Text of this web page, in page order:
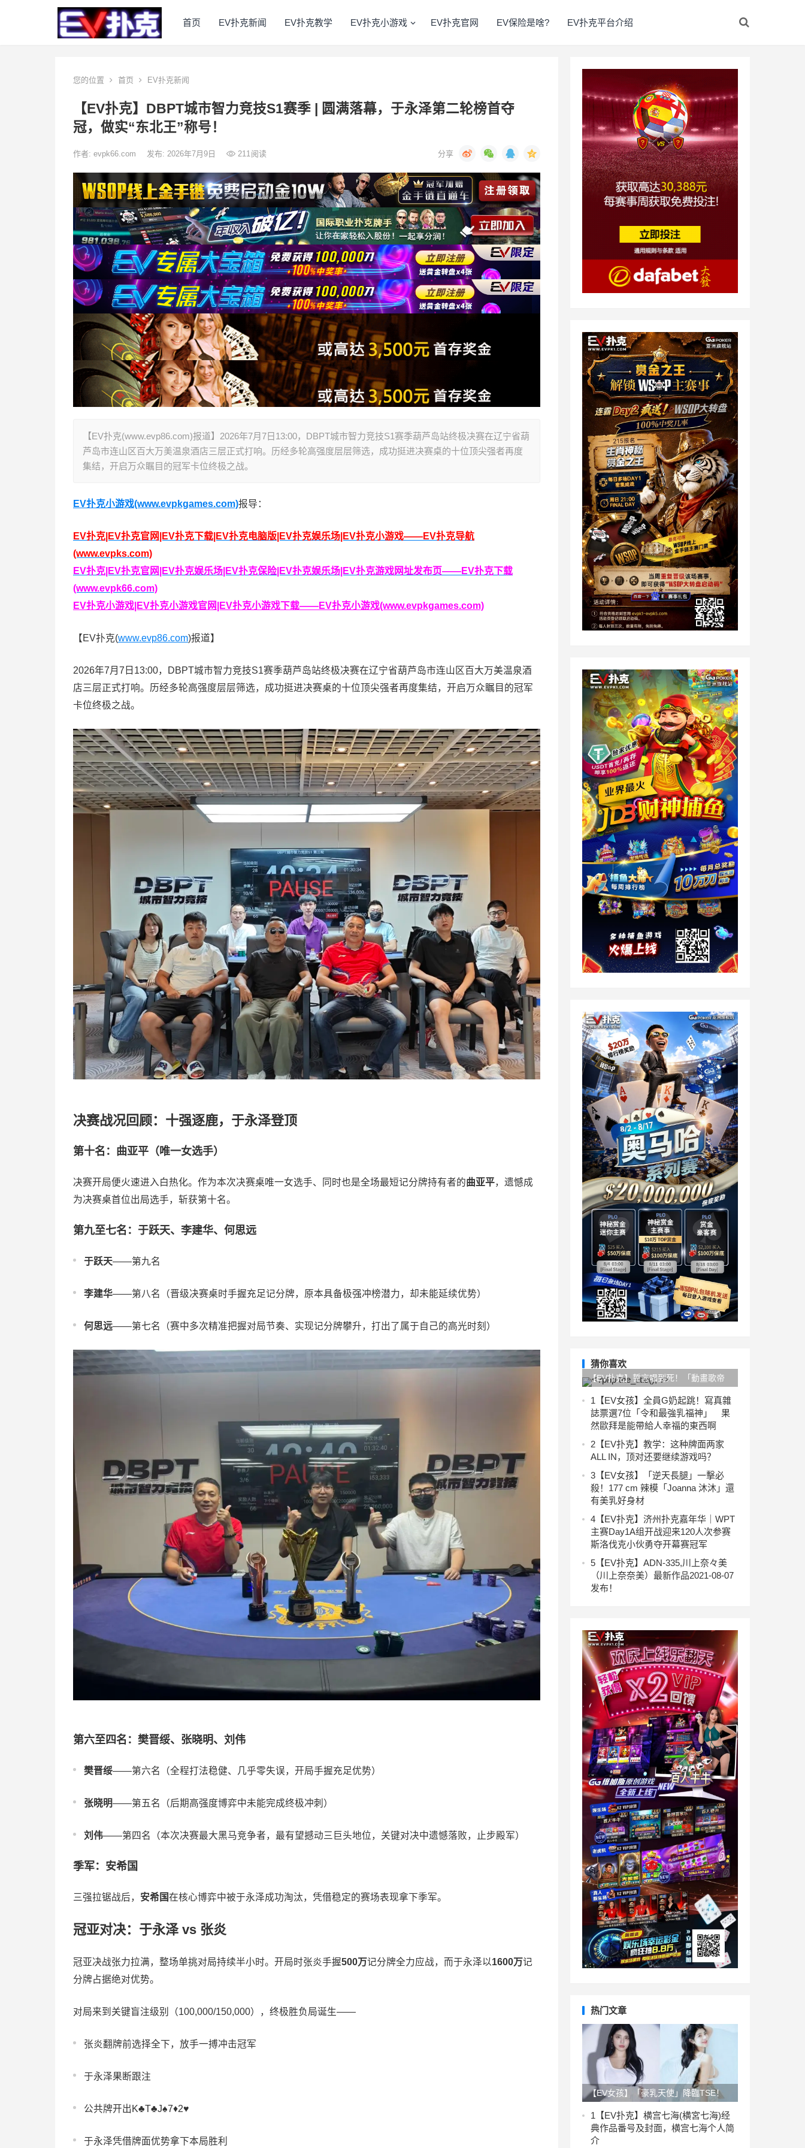
首页 EV扑克新闻 EV扑克教学 EV扑克小游戏 EV扑克官网 EV保险是啥? EV扑克平台介绍
您的位置 首页 EV扑克新闻
【EV扑克】DBPT城市智力竞技S1赛季 | 圆满落幕，于永泽第二轮榜首夺
冠，做实“东北王”称号！
作者: evpk66.com 发布: 2026年7月9日 211阅读
【EV扑克(www.evp86.com)报道】2026年7月7日13:00，DBPT城市智力竞技S1赛季葫芦岛站终极决赛在辽宁省葫
芦岛市连山区百大万美温泉酒店三层正式打响。历经多轮高强度层层筛选，成功挺进决赛桌的十位顶尖强者再度
集结，开启万众瞩目的冠军卡位终极之战。
EV扑克小游戏(www.evpkgames.com)报导：
EV扑克|EV扑克官网|EV扑克下载|EV扑克电脑版|EV扑克娱乐场|EV扑克小游戏——EV扑克导航
(www.evpks.com)
EV扑克|EV扑克官网|EV扑克娱乐场|EV扑克保险|EV扑克娱乐场|EV扑克游戏网址发布页——EV扑克下载
(www.evpk66.com)
EV扑克小游戏|EV扑克小游戏官网|EV扑克小游戏下载——EV扑克小游戏(www.evpkgames.com)
【EV扑克(www.evp86.com)报道】
2026年7月7日13:00，DBPT城市智力竞技S1赛季葫芦岛站终极决赛在辽宁省葫芦岛市连山区百大万美温泉酒
店三层正式打响。历经多轮高强度层层筛选，成功挺进决赛桌的十位顶尖强者再度集结，开启万众瞩目的冠军
卡位终极之战。
决赛战况回顾：十强逐鹿，于永泽登顶
第十名：曲亚平（唯一女选手）
决赛开局便火速进入白热化。作为本次决赛桌唯一女选手、同时也是全场最短记分牌持有者的曲亚平，遗憾成
为决赛桌首位出局选手，斩获第十名。
第九至七名：于跃天、李建华、何思远
于跃天——第九名
李建华——第八名（晋级决赛桌时手握充足记分牌，原本具备极强冲榜潜力，却未能延续优势）
何思远——第七名（赛中多次精准把握对局节奏、实现记分牌攀升，打出了属于自己的高光时刻）
第六至四名：樊晋绥、张晓明、刘伟
樊晋绥——第六名（全程打法稳健、几乎零失误，开局手握充足优势）
张晓明——第五名（后期高强度博弈中未能完成终极冲刺）
刘伟——第四名（本次决赛最大黑马竞争者，最有望撼动三巨头地位，关键对决中遗憾落败，止步殿军）
季军：安希国
三强拉锯战后， 安希国在核心博弈中被于永泽成功淘汰，凭借稳定的赛场表现拿下季军。
冠亚对决：于永泽 vs 张炎
冠亚决战张力拉满，整场单挑对局持续半小时。开局时张炎手握500万记分牌全力应战，而于永泽以1600万记
分牌占据绝对优势。
对局来到关键盲注级别（100,000/150,000），终极胜负局诞生——
张炎翻牌前选择全下，放手一搏冲击冠军
于永泽果断跟注
公共牌开出K♣T♣J♠7♦2♥
于永泽凭借牌面优势拿下本局胜利
猜你喜欢
【EV扑克】誓言唱到死！「動畫歌帝
王」水木一郎肺癌過世 《無敵鐵金
剛》成絕響
1 【EV女孩】全員G奶起跳！寫真雜
誌票選7位「令和最強乳福神」 果
然歐拜是能帶給人幸福的東西啊
2 【EV扑克】教学：这种牌面两家
ALL IN，顶对还要继续游戏吗？
3 【EV女孩】「逆天長腿」一擊必
殺！177 cm 辣模「Joanna 沐沐」還
有美乳好身材
4 【EV扑克】济州扑克嘉年华｜WPT
主赛Day1A组开战迎来120人次参赛
斯洛伐克小伙勇夺开幕赛冠军
5 【EV扑克】ADN-335,川上奈々美
（川上奈奈美）最新作品2021-08-07
发布！
热门文章
【EV女孩】「豪乳天使」降臨TSE！
韓國歐膩「ROBIN」純天然雙峰，用H
罩杯治癒你的心
1 【EV扑克】横宫七海(横宮七海)经
典作品番号及封面，横宫七海个人简
介